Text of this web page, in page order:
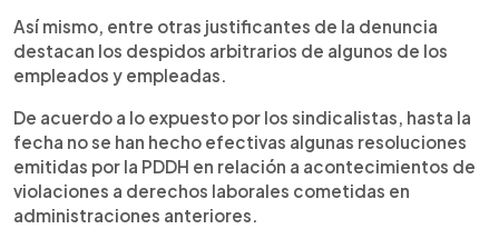
Así mismo, entre otras justificantes de la denuncia
destacan los despidos arbitrarios de algunos de los
empleados y empleadas.
De acuerdo a lo expuesto por los sindicalistas, hasta la
fecha no se han hecho efectivas algunas resoluciones
emitidas por la PDDH en relación a acontecimientos de
violaciones a derechos laborales cometidas en
administraciones anteriores.